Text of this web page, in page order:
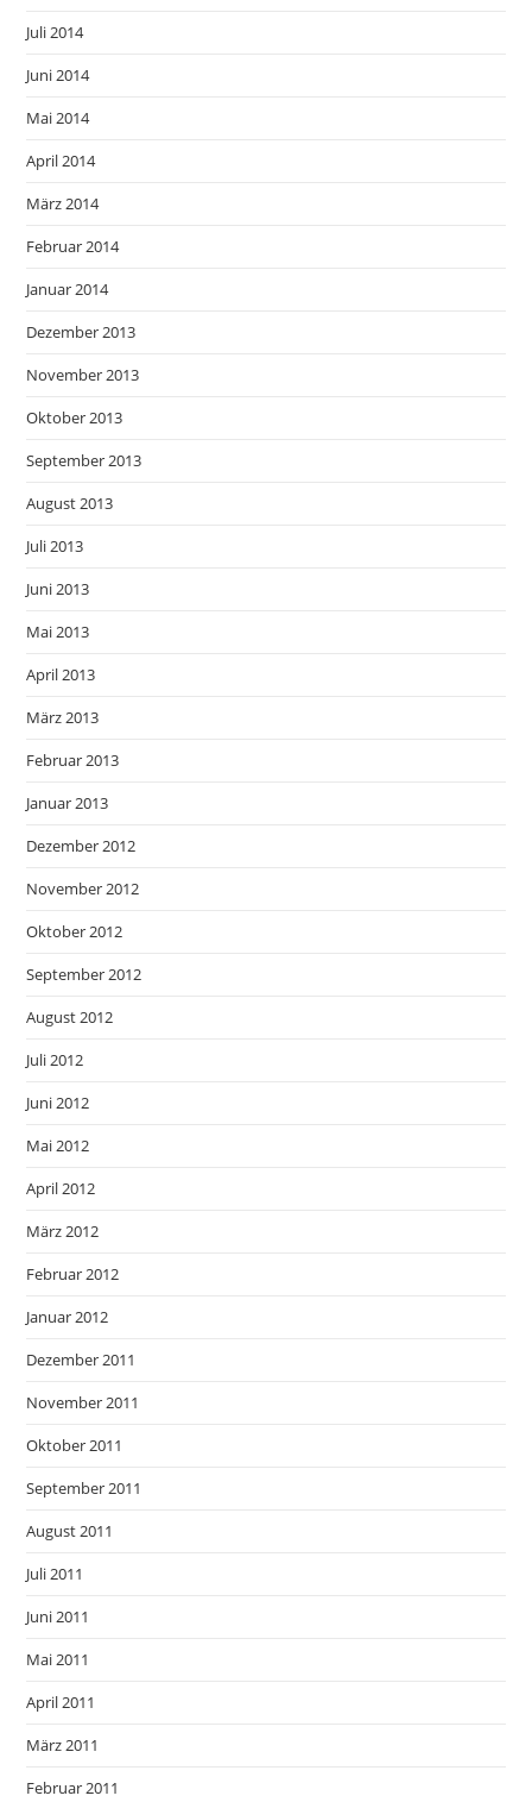
Juli 2014
Juni 2014
Mai 2014
April 2014
März 2014
Februar 2014
Januar 2014
Dezember 2013
November 2013
Oktober 2013
September 2013
August 2013
Juli 2013
Juni 2013
Mai 2013
April 2013
März 2013
Februar 2013
Januar 2013
Dezember 2012
November 2012
Oktober 2012
September 2012
August 2012
Juli 2012
Juni 2012
Mai 2012
April 2012
März 2012
Februar 2012
Januar 2012
Dezember 2011
November 2011
Oktober 2011
September 2011
August 2011
Juli 2011
Juni 2011
Mai 2011
April 2011
März 2011
Februar 2011